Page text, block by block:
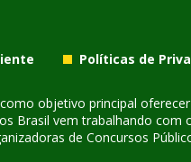
Políticas de
objetivo principal
Brasil vem trabalhando
de Concursos